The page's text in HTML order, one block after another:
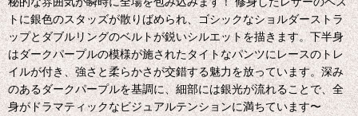
トに銀色のスタッズが散りばめられ、ゴシックなショルダーストラ
ップとダブルリングのベルトが鋭いシルエットを描きます。下半身
はダークパープルの模様が施されたタイトなパンツにレースのトレ
イルが付き、強さと柔らかさが交錯する魅力を放っています。深み
のあるダークパープルを基調に、細部には銀光が流れることで、全
身がドラマティックなビジュアルテンションに満ちています〜